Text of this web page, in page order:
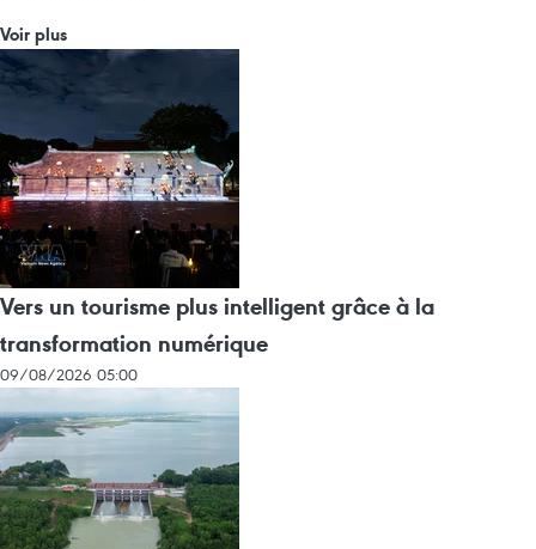
Voir plus
Vers un tourisme plus intelligent grâce à la
transformation numérique
09/08/2026 05:00